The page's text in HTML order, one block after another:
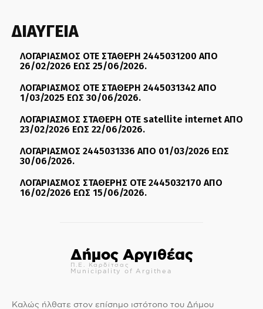
ΔΙΑΥΓΕΙΑ
ΛΟΓΑΡΙΑΣΜΟΣ ΟΤΕ ΣΤΑΘΕΡΗ 2445031200 ΑΠΟ
26/02/2026 ΕΩΣ 25/06/2026.
ΛΟΓΑΡΙΑΣΜΟΣ ΟΤΕ ΣΤΑΘΕΡΗ 2445031342 ΑΠΟ
1/03/2025 ΕΩΣ 30/06/2026.
ΛΟΓΑΡΙΑΣΜΟΣ ΣΤΑΘΕΡΗ ΟΤΕ satellite internet ΑΠΟ
23/02/2026 ΕΩΣ 22/06/2026.
ΛΟΓΑΡΙΑΣΜΟΣ 2445031336 ΑΠΟ 01/03/2026 ΕΩΣ
30/06/2026.
ΛΟΓΑΡΙΑΣΜΟΣ ΣΤΑΘΕΡΗΣ ΟΤΕ 2445032170 ΑΠΟ
16/02/2026 ΕΩΣ 15/06/2026.
Δήμος Αργιθέας
Π.Ε. Καρδίτσας
Municipality of Argithea
Καλώς ήλθατε στον επίσημο ιστότοπο του Δήμου